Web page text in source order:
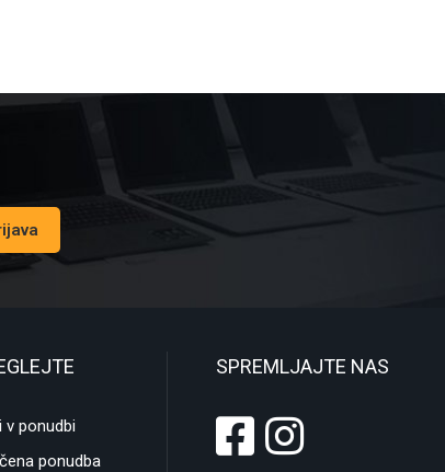
v ponudbi
ponudba
SPREMLJAJTE NAS